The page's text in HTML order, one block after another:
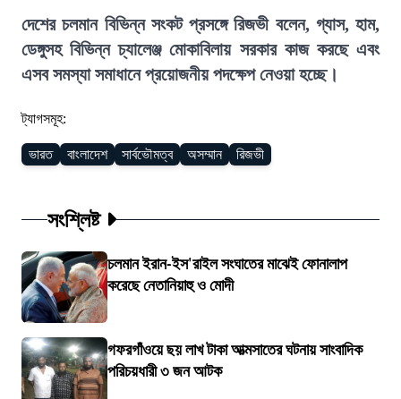
দেশের চলমান বিভিন্ন সংকট প্রসঙ্গে রিজভী বলেন, গ্যাস, হাম,
ডেঙ্গুসহ বিভিন্ন চ্যালেঞ্জ মোকাবিলায় সরকার কাজ করছে এবং
এসব সমস্যা সমাধানে প্রয়োজনীয় পদক্ষেপ নেওয়া হচ্ছে।
ট্যাগসমূহ:
ভারত বাংলাদেশ সার্বভৌমত্ব অসম্মান রিজভী
সংশ্লিষ্ট
চলমান ইরান-ইস'রাইল সংঘাতের মাঝেই ফোনালাপ
করেছে নেতানিয়াহু ও মোদী
গফরগাঁওয়ে ছয় লাখ টাকা আত্মসাতের ঘটনায় সাংবাদিক
পরিচয়ধারী ৩ জন আটক